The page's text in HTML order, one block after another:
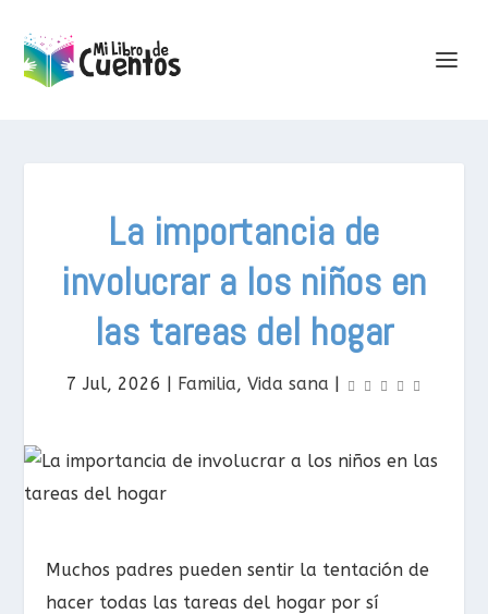
La importancia de
involucrar a los niños en
las tareas del hogar
7 Jul, 2026 | Familia, Vida sana |
Muchos padres pueden sentir la tentación de
hacer todas las tareas del hogar por sí